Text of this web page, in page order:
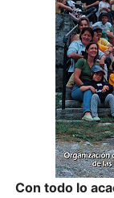
Con todo lo